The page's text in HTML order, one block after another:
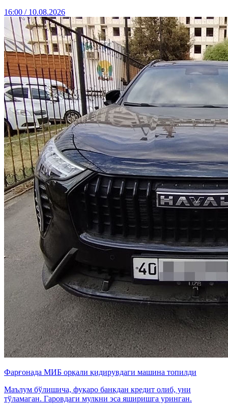
16:00 / 10.08.2026
Фарғонада МИБ орқали қидирувдаги машина топилди
Маълум бўлишича, фуқаро банкдан кредит олиб, уни
тўламаган. Гаровдаги мулкни эса яширишга уринган.